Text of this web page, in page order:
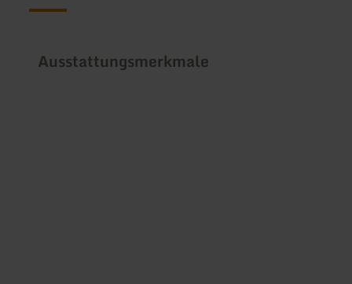
Ausstattungsmerkmale